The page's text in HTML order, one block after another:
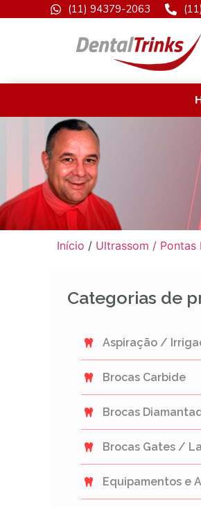
(11) 94379-2063
Início / Ultrassom / Pontas
Categorias de
Aspiração /
Brocas Carbide
Brocas
Brocas Gates /
Equipamentos e